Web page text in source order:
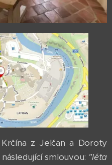
z Jelčan a Doroty
smlouvou: "léta